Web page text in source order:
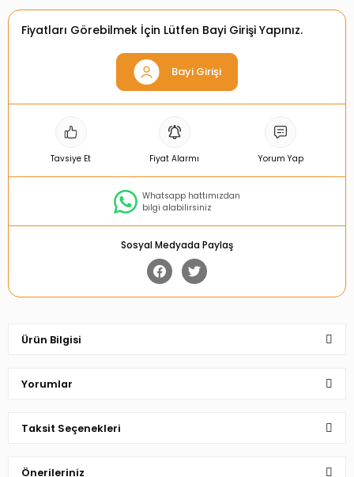
Fiyatları Görebilmek İçin Lütfen Bayi Girişi Yapınız.
Bayi Girişi
Tavsiye Et Fiyat Alarmı Yorum Yap
Whatsapp hattımızdan
bilgi alabilirsiniz
Sosyal Medyada Paylaş
Ürün Bilgisi
Yorumlar
Taksit Seçenekleri
Önerileriniz